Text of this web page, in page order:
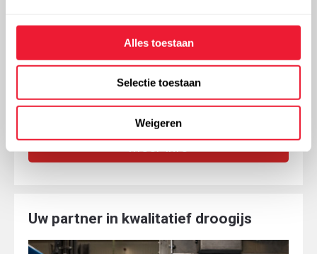
Alles toestaan
Selectie toestaan
Weigeren
Nood aan technische ondersteuning bij problemen
met je tank? Vraag technische hulp via ons formulier
en onze techniekers komen langs.
Uw partner in kwalitatief droogijs